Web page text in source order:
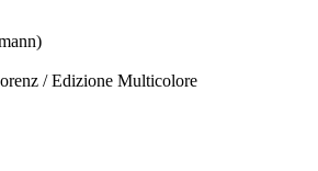
/ Edizione Multicolore